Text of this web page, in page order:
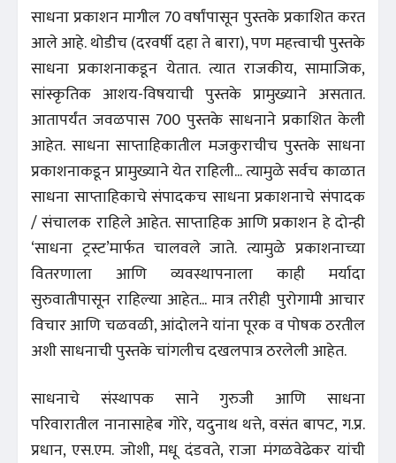
साधना प्रकाशन मागील 70 वर्षांपासून पुस्तके प्रकाशित करत
आले आहे. थोडीच (दरवर्षी दहा ते बारा), पण महत्त्वाची पुस्तके
साधना प्रकाशनाकडून येतात. त्यात राजकीय, सामाजिक,
सांस्कृतिक आशय-विषयाची पुस्तके प्रामुख्याने असतात.
आतापर्यंत जवळपास 700 पुस्तके साधनाने प्रकाशित केली
आहेत. साधना साप्ताहिकातील मजकुराचीच पुस्तके साधना
प्रकाशनाकडून प्रामुख्याने येत राहिली... त्यामुळे सर्वच काळात
साधना साप्ताहिकाचे संपादकच साधना प्रकाशनाचे संपादक
/ संचालक राहिले आहेत. साप्ताहिक आणि प्रकाशन हे दोन्ही
‘साधना ट्रस्ट’मार्फत चालवले जाते. त्यामुळे प्रकाशनाच्या
वितरणाला आणि व्यवस्थापनाला काही मर्यादा
सुरुवातीपासून राहिल्या आहेत... मात्र तरीही पुरोगामी आचार
विचार आणि चळवळी, आंदोलने यांना पूरक व पोषक ठरतील
अशी साधनाची पुस्तके चांगलीच दखलपात्र ठरलेली आहेत.
साधनाचे संस्थापक साने गुरुजी आणि साधना
परिवारातील नानासाहेब गोरे, यदुनाथ थत्ते, वसंत बापट, ग.प्र.
प्रधान, एस.एम. जोशी, मधू दंडवते, राजा मंगळवेढेकर यांची